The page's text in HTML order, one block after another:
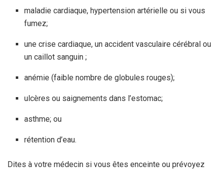
maladie cardiaque, hypertension artérielle ou si vous
fumez;
une crise cardiaque, un accident vasculaire cérébral ou
un caillot sanguin ;
anémie (faible nombre de globules rouges);
ulcères ou saignements dans l’estomac;
asthme; ou
rétention d’eau.
Dites à votre médecin si vous êtes enceinte ou prévoyez